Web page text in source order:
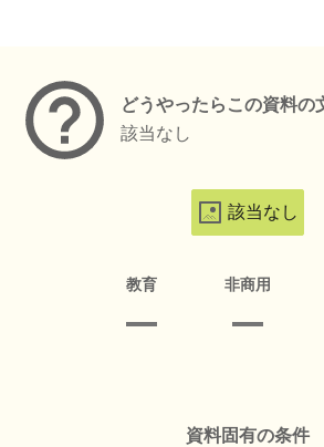
どうやったらこの資料の
該当なし
該当なし
教育 非商用
資料固有の条件